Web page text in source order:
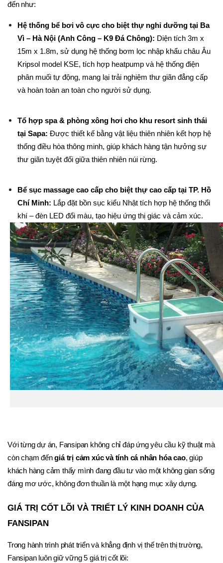
đến như:
Hệ thống bể bơi vô cực cho biệt thự nghỉ dưỡng tại Ba
Vì – Hà Nội (Anh Công – K9 Đá Chông): Diện tích 3m x
15m x 1.8m, sử dụng hệ thống bơm lọc nhập khẩu châu Âu
Kripsol model KSE, tích hợp heatpump và hệ thống điện
phân muối tự động, mang lại trải nghiệm thư giãn đẳng cấp
và hoàn toàn an toàn cho người sử dụng.
Tổ hợp spa & phòng xông hơi cho khu resort sinh thái
tại Sapa: Được thiết kế bằng vật liệu thiên nhiên kết hợp hệ
thống điều hòa thông minh, giúp khách hàng tận hưởng sự
thư giãn tuyệt đối giữa thiên nhiên núi rừng.
Bể sục massage cao cấp cho biệt thự cao cấp tại TP. Hồ
Chí Minh: Lắp đặt bồn sục kiểu Nhật tích hợp hệ thống thổi
khí – đèn LED đổi màu, tạo hiệu ứng thị giác và cảm xúc.
Với từng dự án, Fansipan không chỉ đáp ứng yêu cầu kỹ thuật mà
còn chạm đến giá trị cảm xúc và tính cá nhân hóa cao, giúp
khách hàng cảm thấy mình đang đầu tư vào một không gian sống
đáng mơ ước, không đơn thuần là một hạng mục xây dựng.
GIÁ TRỊ CỐT LÕI VÀ TRIẾT LÝ KINH DOANH CỦA
FANSIPAN
Trong hành trình phát triển và khẳng định vị thế trên thị trường,
Fansipan luôn giữ vững 5 giá trị cốt lõi: